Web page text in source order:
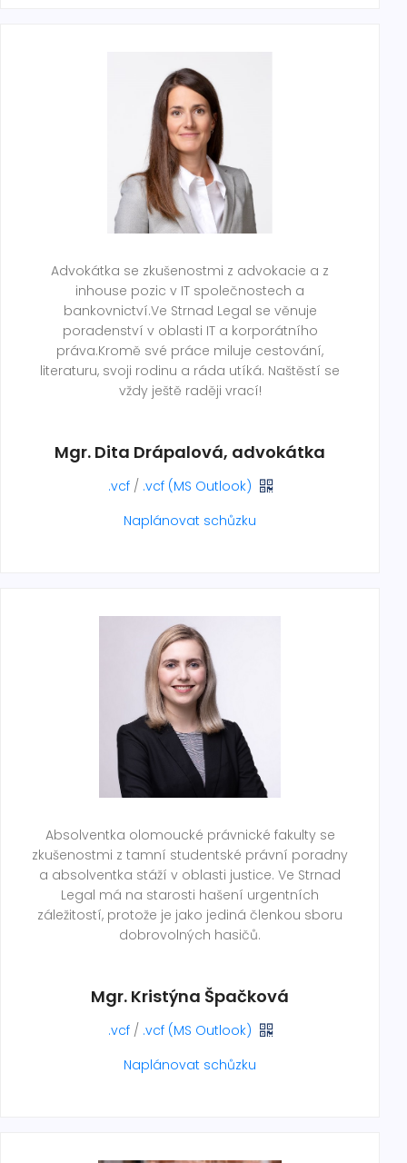
Advokátka se zkušenostmi z advokacie a z
inhouse pozic v IT společnostech a
bankovnictví.Ve Strnad Legal se věnuje
poradenství v oblasti IT a korporátního
práva.Kromě své práce miluje cestování,
literaturu, svoji rodinu a ráda utíká. Naštěstí se
vždy ještě raději vrací!
Mgr. Dita Drápalová, advokátka
.vcf/ .vcf (MS Outlook)
Naplánovat schůzku
Absolventka olomoucké právnické fakulty se
zkušenostmi z tamní studentské právní poradny
a absolventka stáží v oblasti justice. Ve Strnad
Legal má na starosti hašení urgentních
záležitostí, protože je jako jediná členkou sboru
dobrovolných hasičů.
Mgr. Kristýna Špačková
.vcf/ .vcf (MS Outlook)
Naplánovat schůzku